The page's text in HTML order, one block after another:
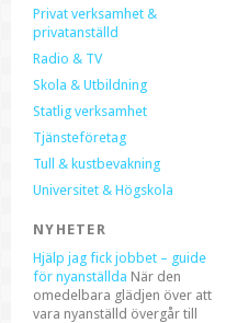
Privat verksamhet &
privatanställd
Radio & TV
Skola & Utbildning
Statlig verksamhet
Tjänsteföretag
Tull & kustbevakning
Universitet & Högskola
NYHETER
Hjälp jag fick jobbet – guide
för nyanställda När den
omedelbara glädjen över att
vara nyanställd övergår till